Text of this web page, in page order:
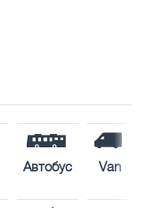
Автобус Van